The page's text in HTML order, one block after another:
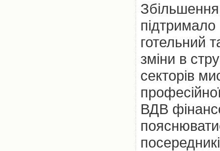
підтримало
готельний
зміни в
секторів
ВДВ